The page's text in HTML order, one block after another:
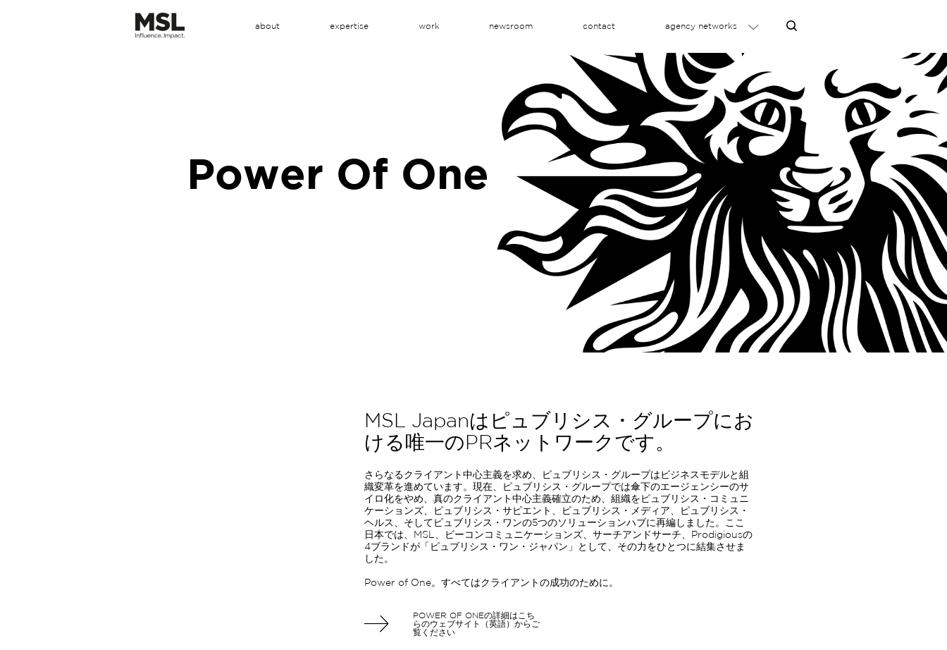
about expertise work newsroom contact agency networks
Power Of One
MSL Japanはピュブリシス・グループにお
ける唯一のPRネットワークです。
さらなるクライアント中心主義を求め、ピュブリシス・グループはビジネスモデルと組
織変革を進めています。現在、ピュブリシス・グループでは傘下のエージェンシーのサ
イロ化をやめ、真のクライアント中心主義確立のため、組織をピュブリシス・コミュニ
ケーションズ、ピュブリシス・サピエント、ピュブリシス・メディア、ピュブリシス・
ヘルス、そしてピュブリシス・ワンの5つのソリューションハブに再編しました。ここ
日本では、MSL、ビーコンコミュニケーションズ、サーチアンドサーチ、Prodigiousの
4ブランドが「ピュブリシス・ワン・ジャパン」として、その力をひとつに結集させま
した。
Power of One。すべてはクライアントの成功のために。
POWER OF ONEの詳細はこち
らのウェブサイト（英語）からご
覧ください